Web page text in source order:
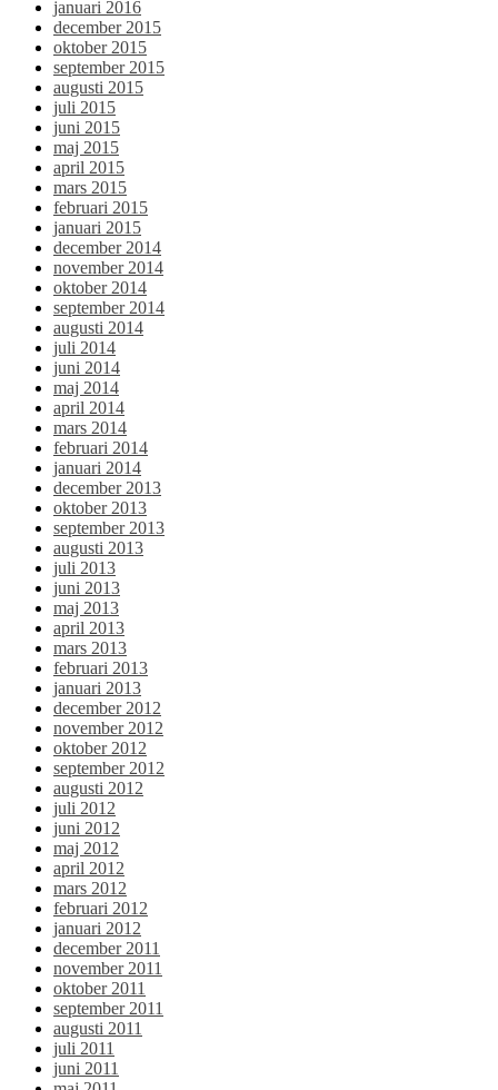
januari 2016
december 2015
oktober 2015
september 2015
augusti 2015
juli 2015
juni 2015
maj 2015
april 2015
mars 2015
februari 2015
januari 2015
december 2014
november 2014
oktober 2014
september 2014
augusti 2014
juli 2014
juni 2014
maj 2014
april 2014
mars 2014
februari 2014
januari 2014
december 2013
oktober 2013
september 2013
augusti 2013
juli 2013
juni 2013
maj 2013
april 2013
mars 2013
februari 2013
januari 2013
december 2012
november 2012
oktober 2012
september 2012
augusti 2012
juli 2012
juni 2012
maj 2012
april 2012
mars 2012
februari 2012
januari 2012
december 2011
november 2011
oktober 2011
september 2011
augusti 2011
juli 2011
juni 2011